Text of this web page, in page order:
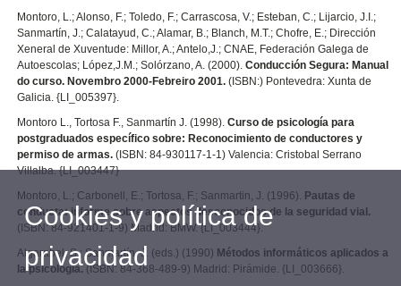
Montoro, L.; Alonso, F.; Toledo, F.; Carrascosa, V.; Esteban, C.; Lijarcio, J.I.;
Sanmartín, J.; Calatayud, C.; Alamar, B.; Blanch, M.T.; Chofre, E.; Dirección
Xeneral de Xuventude: Millor, A.; Antelo,J.; CNAE, Federación Galega de
Autoescolas; López,J.M.; Solórzano, A. (2000).Conducción Segura: Manual
do curso. Novembro 2000-Febreiro 2001. (ISBN:) Pontevedra: Xunta de
Galicia. {LI_005397}.
Montoro L., Tortosa F., Sanmartín J. (1998).Curso de psicología para
postgraduados específico sobre: Reconocimiento de conductores y
permiso de armas. (ISBN: 84-930117-1-1) Valencia: Cristobal Serrano
Villalba. {LI_003447}
Montoro, L.; Carbonell, E.; Tortosa, F.; Sanmartin, J. (1996). Pautas de
conducta: informe sobre aspectos desconocidos de la seguridad vial.
(ISBN: 84-921401-1-9) Madrid: BMW. {LI_003444}.
Algarabel, S.; Sanmartín, J. (eds.) (1990) Métodos informáticos aplicados a
la psicología. (ISBN: 84-368-489-9) Madrid: Pirámide. {LI_003666}.
Cookies y política de
privacidad